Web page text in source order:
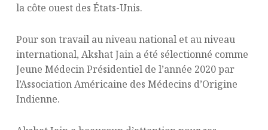
la côte ouest des États-Unis.
Pour son travail au niveau national et au niveau
international, Akshat Jain a été sélectionné comme
Jeune Médecin Présidentiel de l’année 2020 par
l’Association Américaine des Médecins d’Origine
Indienne.